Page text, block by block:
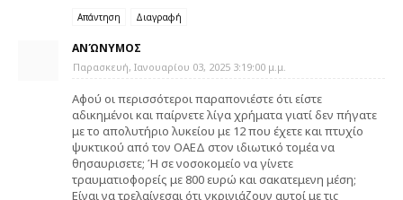
Απάντηση Διαγραφή
ΑΝΏΝΥΜΟΣ
Παρασκευή, Ιανουαρίου 03, 2025 3:19:00 μ.μ.
Αφού οι περισσότεροι παραπονιέστε ότι είστε
αδικημένοι και παίρνετε λίγα χρήματα γιατί δεν πήγατε
με το απολυτήριο λυκείου με 12 που έχετε και πτυχίο
ψυκτικού από τον ΟΑΕΔ στον ιδιωτικό τομέα να
θησαυρισετε; Ή σε νοσοκομείο να γίνετε
τραυματιοφορείς με 800 ευρώ και σακατεμενη μέση;
Είναι να τρελαίνεσαι ότι γκρινιάζουν αυτοί με τις